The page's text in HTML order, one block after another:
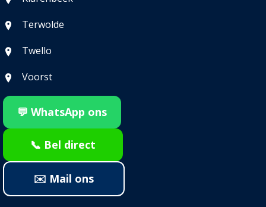
Terwolde
Twello
Voorst
💬 WhatsApp ons
📞 Bel direct
✉️ Mail ons